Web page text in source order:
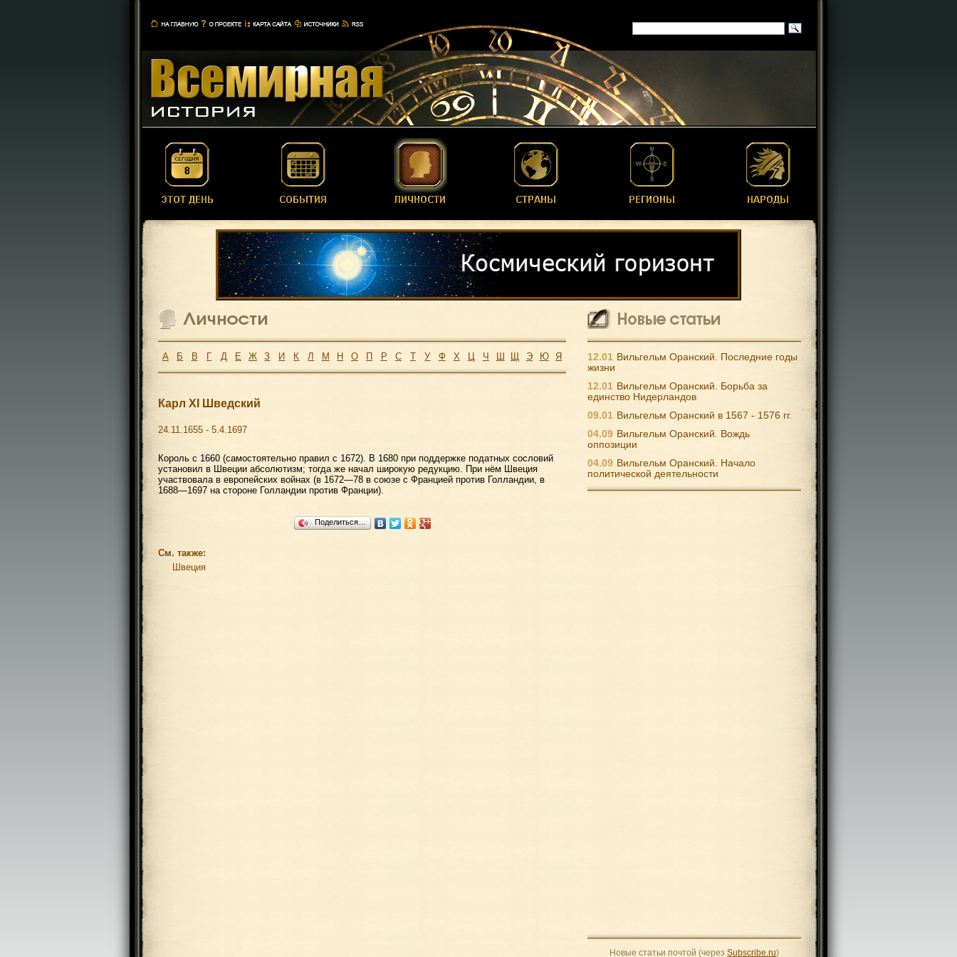
А Б В Г Д Е Ж З И К Л М Н О П Р С Т У Ф Х Ц Ч Ш Щ Э Ю Я
Карл XI Шведский
24.11.1655 - 5.4.1697
Король с 1660 (самостоятельно правил с 1672). В 1680 при поддержке податных сословий
установил в Швеции абсолютизм; тогда же начал широкую редукцию. При нём Швеция
участвовала в европейских войнах (в 1672—78 в союзе с Францией против Голландии, в
1688—1697 на стороне Голландии против Франции).
Поделиться…
См. также:
Швеция
12.01 Вильгельм Оранский. Последние годы
жизни
12.01 Вильгельм Оранский. Борьба за
единство Нидерландов
09.01 Вильгельм Оранский в 1567 - 1576 гг.
04.09 Вильгельм Оранский. Вождь
оппозиции
04.09 Вильгельм Оранский. Начало
политической деятельности
Новые статьи почтой (через Subscribe.ru)